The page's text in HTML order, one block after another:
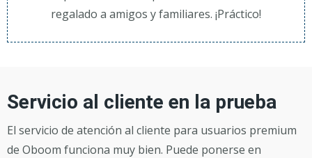
regalado a amigos y familiares. ¡Práctico!
Servicio al cliente en la prueba
El servicio de atención al cliente para usuarios premium
de Oboom funciona muy bien. Puede ponerse en